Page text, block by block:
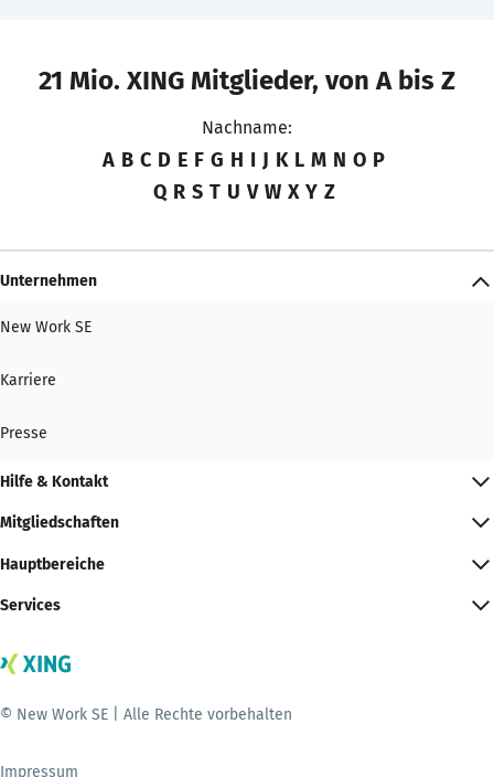
21 Mio. XING Mitglieder, von A bis Z
Nachname:
A B C D E F G H I J K L M N O P
Q R S T U V W X Y Z
Unternehmen
New Work SE
Karriere
Presse
Hilfe & Kontakt
Mitgliedschaften
Hauptbereiche
Services
© New Work SE | Alle Rechte vorbehalten
Impressum